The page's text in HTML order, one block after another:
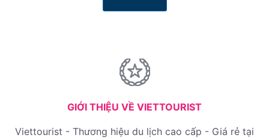
GIỚI THIỆU VỀ VIETTOURIST
Viettourist - Thương hiệu du lịch cao cấp - Giá rẻ tại